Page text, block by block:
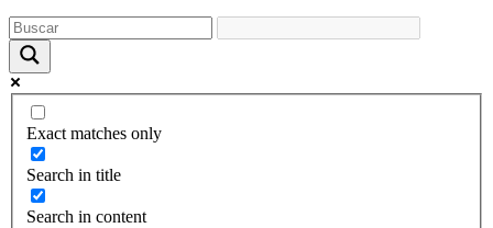
Exact matches only
Search in title
Search in content